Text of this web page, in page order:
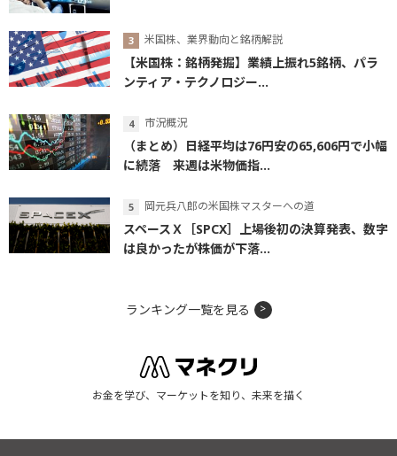
米国株、業界動向と銘柄解説
【米国株：銘柄発掘】業績上振れ5銘柄、パラ
ンティア・テクノロジー...
市況概況
（まとめ）日経平均は76円安の65,606円で小幅
に続落 来週は米物価指...
岡元兵八郎の米国株マスターへの道
スペースＸ［SPCX］上場後初の決算発表、数字
は良かったが株価が下落...
ランキング一覧を見る
お金を学び、マーケットを知り、未来を描く